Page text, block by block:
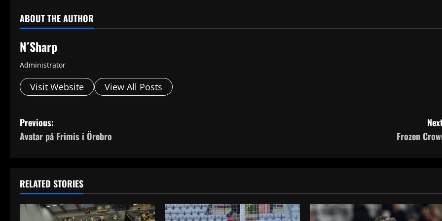
ABOUT THE AUTHOR
N´Sharp
Administrator
Visit Website View All Posts
P
o
t
n
Previous:
Avatar på Frimis i Örebro
Frozen
RELATED STORIES